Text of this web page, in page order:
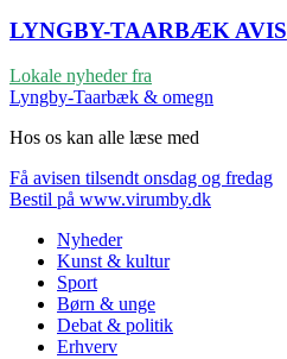
LYNGBY-TAARBÆK AVIS
Lokale nyheder fra
Lyngby-Taarbæk & omegn
Hos os kan alle læse med
Få avisen tilsendt onsdag og fredag
Bestil på www.virumby.dk
Nyheder
Kunst & kultur
Sport
Børn & unge
Debat & politik
Erhverv